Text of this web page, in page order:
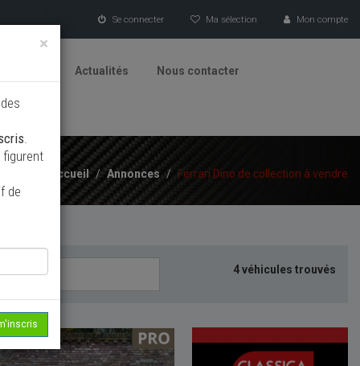
Se connecter Ma sélection Mon compte
Actualités Nous contacter
Accueil / Annonces / Ferrari Dino de collection à vendre
4 véhicules trouvés
×
.
de